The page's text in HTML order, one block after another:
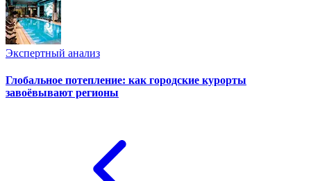
Экспертный анализ
Глобальное потепление: как городские курорты
завоёвывают регионы